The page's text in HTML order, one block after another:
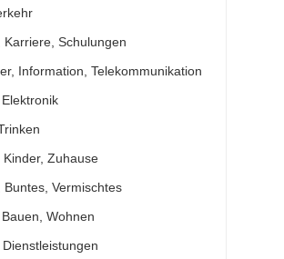
Karriere, Schulungen
Information, Telekommunikation
Kinder, Zuhause
Buntes, Vermischtes
Wohnen